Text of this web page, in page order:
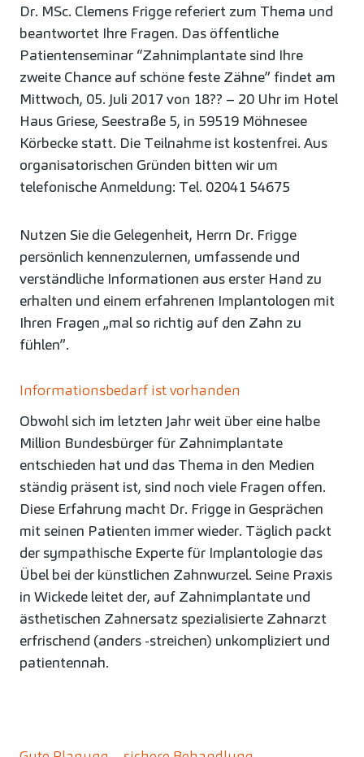
Dr. MSc. Clemens Frigge referiert zum Thema und
beantwortet Ihre Fragen. Das öffentliche
Patientenseminar “Zahnimplantate sind Ihre
zweite Chance auf schöne feste Zähne” findet am
Mittwoch, 05. Juli 2017 von 18?? – 20 Uhr im Hotel
Haus Griese, Seestraße 5, in 59519 Möhnesee
Körbecke statt. Die Teilnahme ist kostenfrei. Aus
organisatorischen Gründen bitten wir um
telefonische Anmeldung: Tel. 02041 54675
Nutzen Sie die Gelegenheit, Herrn Dr. Frigge
persönlich kennenzulernen, umfassende und
verständliche Informationen aus erster Hand zu
erhalten und einem erfahrenen Implantologen mit
Ihren Fragen „mal so richtig auf den Zahn zu
fühlen”.
Informationsbedarf ist vorhanden
Obwohl sich im letzten Jahr weit über eine halbe
Million Bundesbürger für Zahnimplantate
entschieden hat und das Thema in den Medien
ständig präsent ist, sind noch viele Fragen offen.
Diese Erfahrung macht Dr. Frigge in Gesprächen
mit seinen Patienten immer wieder. Täglich packt
der sympathische Experte für Implantologie das
Übel bei der künstlichen Zahnwurzel. Seine Praxis
in Wickede leitet der, auf Zahnimplantate und
ästhetischen Zahnersatz spezialisierte Zahnarzt
erfrischend (anders -streichen) unkompliziert und
patientennah.